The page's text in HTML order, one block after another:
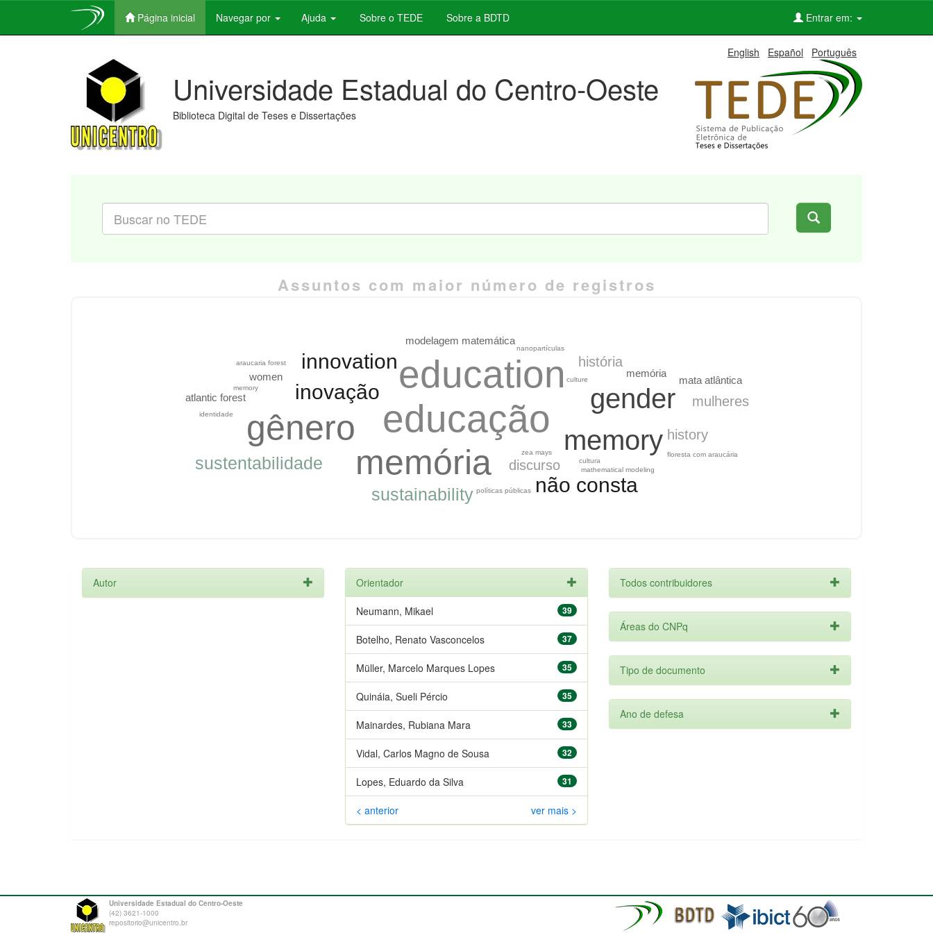
Página inicial Navegar por Ajuda Sobre o TEDE Sobre a BDTD Entrar em:
English Español Português
Universidade Estadual do Centro-Oeste
Biblioteca Digital de Teses e Dissertações
Assuntos com maior número de registros
educação
education
memória
gênero memory
gender
innovation
inovação
não consta
sustentabilidade
sustainability
discurso
história
history
mulheres
modelagem matemática
women
atlantic forest
memória
mata atlântica
zea mays
memory
políticas públicas
floresta com araucária
culture
mathematical modeling
cultura
identidade
nanopartículas
araucaria forest
Autor Orientador
39
Neumann, Mikael
37
Botelho, Renato Vasconcelos
35
Müller, Marcelo Marques Lopes
35
Quináia, Sueli Pércio
33
Mainardes, Rubiana Mara
32
Vidal, Carlos Magno de Sousa
31
Lopes, Eduardo da Silva
< anterior ver mais >
Todos contribuidores
Áreas do CNPq
Tipo de documento
Ano de defesa
Universidade Estadual do Centro-Oeste
(42) 3621-1000
repositorio@unicentro.br